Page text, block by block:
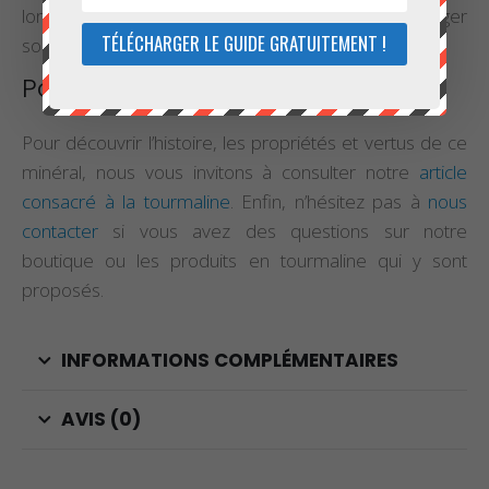
longtemps. Il est également possible de la recharger
sous les rayons de la lune ou sur un amas de quartz.
Pour en savoir plus
Pour découvrir l’histoire, les propriétés et vertus de ce
minéral, nous vous invitons à consulter notre article
consacré à la tourmaline. Enfin, n’hésitez pas à nous
contacter si vous avez des questions sur notre
boutique ou les produits en tourmaline qui y sont
proposés.
INFORMATIONS COMPLÉMENTAIRES
AVIS (0)
TÉLÉCHARGER LE GUIDE GRATUITEMENT !